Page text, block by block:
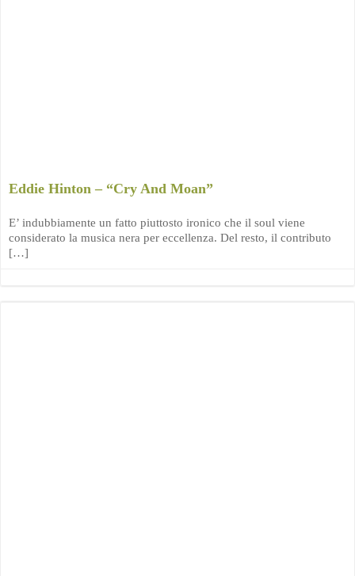
Eddie Hinton – “Cry And Moan”
E’ indubbiamente un fatto piuttosto ironico che il soul viene
considerato la musica nera per eccellenza. Del resto, il contributo
[…]